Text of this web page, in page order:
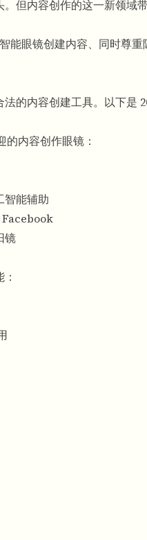
但内容创作的这一新领
能眼镜创建内容、同时尊重
的内容创建工具。以下是
内容创作眼镜：
智能辅助
Facebook
镜